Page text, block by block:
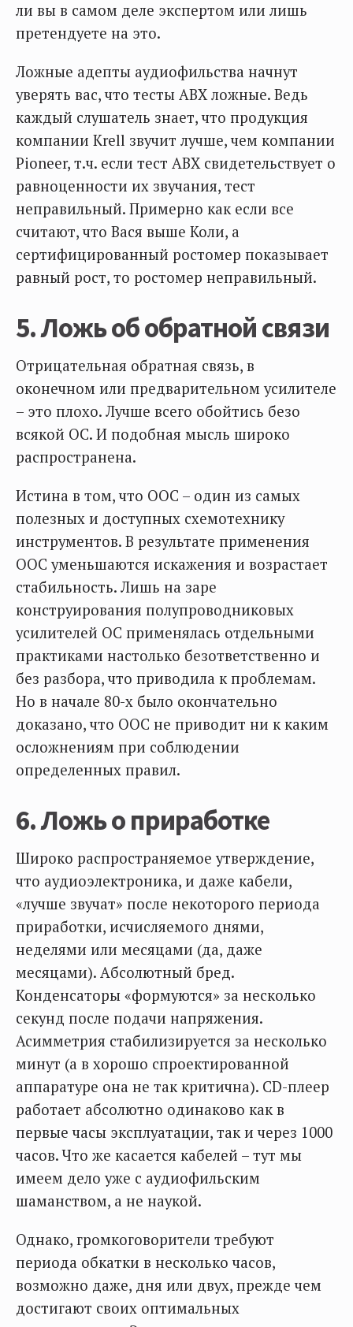
ли вы в самом деле экспертом или лишь
претендуете на это.
Ложные адепты аудиофильства начнут
уверять вас, что тесты АВХ ложные. Ведь
каждый слушатель знает, что продукция
компании Krell звучит лучше, чем компании
Pioneer, т.ч. если тест АВХ свидетельствует о
равноценности их звучания, тест
неправильный. Примерно как если все
считают, что Вася выше Коли, а
сертифицированный ростомер показывает
равный рост, то ростомер неправильный.
5. Ложь об обратной связи
Отрицательная обратная связь, в
оконечном или предварительном усилителе
– это плохо. Лучше всего обойтись безо
всякой ОС. И подобная мысль широко
распространена.
Истина в том, что ООС – один из самых
полезных и доступных схемотехнику
инструментов. В результате применения
ООС уменьшаются искажения и возрастает
стабильность. Лишь на заре
конструирования полупроводниковых
усилителей ОС применялась отдельными
практиками настолько безответственно и
без разбора, что приводила к проблемам.
Но в начале 80-х было окончательно
доказано, что ООС не приводит ни к каким
осложнениям при соблюдении
определенных правил.
6. Ложь о приработке
Широко распространяемое утверждение,
что аудиоэлектроника, и даже кабели,
«лучше звучат» после некоторого периода
приработки, исчисляемого днями,
неделями или месяцами (да, даже
месяцами). Абсолютный бред.
Конденсаторы «формуются» за несколько
секунд после подачи напряжения.
Асимметрия стабилизируется за несколько
минут (а в хорошо спроектированной
аппаратуре она не так критична). CD-плеер
работает абсолютно одинаково как в
первые часы эксплуатации, так и через 1000
часов. Что же касается кабелей – тут мы
имеем дело уже с аудиофильским
шаманством, а не наукой.
Однако, громкоговорители требуют
периода обкатки в несколько часов,
возможно даже, дня или двух, прежде чем
достигают своих оптимальных